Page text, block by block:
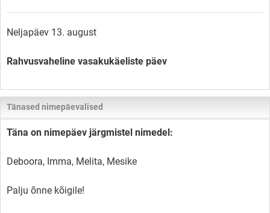
Neljapäev 13. august
Rahvusvaheline vasakukäeliste päev
Tänased nimepäevalised
Täna on nimepäev järgmistel nimedel:
Deboora, Imma, Melita, Mesike
Palju õnne kõigile!